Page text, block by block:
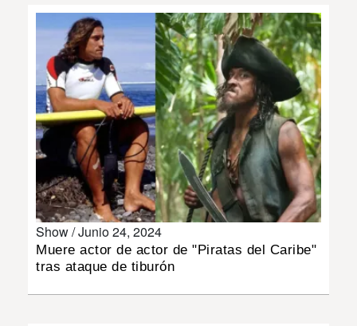
MULTIMEDIA
IMPRESO
Show /Junio 24, 2024
Muere actor de actor de "Piratas del Caribe"
tras ataque de tiburón